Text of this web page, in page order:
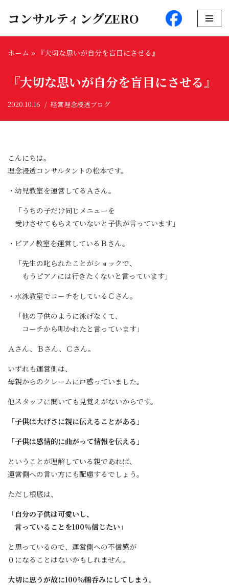
テ
ス
コンサルティングZERO
ホーム » 『大切な思いが自分を盲目にさせる』
『大切な思いが自分を盲目にさせる』
2020.10.16 経営理念浸透ブログ
こんにちは。
理念浸透コンサルタントの松本です。
・幼児教室を運営してるＡさん。
「うちの子だけ同じメニューを
受けさせてもらえていないと子供が言っています」
・ピアノ教室を運営しているＢさん。
「先生の叱られたことがショックで、
もうピアノには行きたくないと言っています」
・水泳教室でコーチをしているＣさん。
「他の子供のように泳げなくて、
コーチから叩かれたと言っています」
Ａさん、Ｂさん、Ｃさん。
いずれも運営側は、
母親からのクレームに戸惑っていました。
他スタッフに聞いても見覚えがないからです。
「子供は大げさに親に伝えることがある」
「子供は感情的に曲がって情報を伝える」
ということが理解している親であれば、
運営側への言い方にも配慮するでしょう。
ただし根底は、
「自分の子供は可愛いし、
言っていることを100％信じたい」
と思っているので、運営側への不信感が
０になることはないかもしれません。
大切に思うが故に100％鵜呑みにしてしまう。